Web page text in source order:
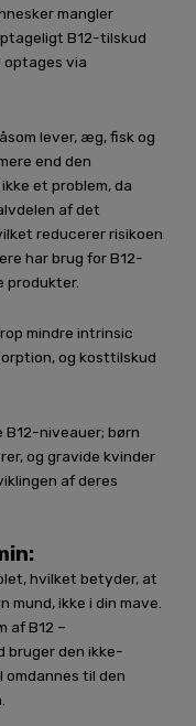
mangler
B12-tilskud
optages via
lever, æg, fisk og
end den
et problem, da
af ​​det
reducerer risikoen
har brug for B12-
produkter.
mindre intrinsic
og kosttilskud
B12-niveauer; børn
og gravide kvinder
af deres
hvilket betyder, at
mund, ikke i din mave.
af B12 –
bruger den ikke-
omdannes til den